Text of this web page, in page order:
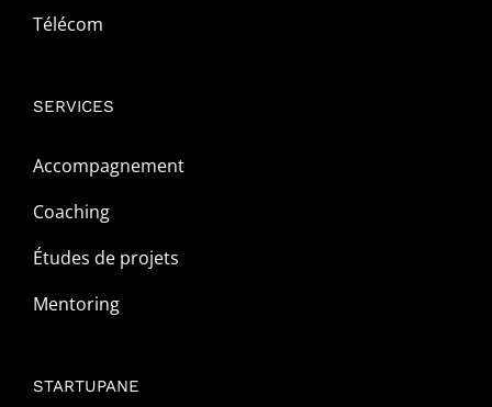
Télécom
SERVICES
Accompagnement
Coaching
Études de projets
Mentoring
STARTUPANE